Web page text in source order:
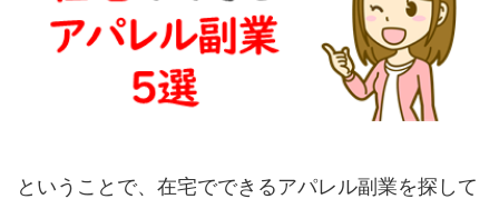
ということで、在宅でできるアパレル副業を探して